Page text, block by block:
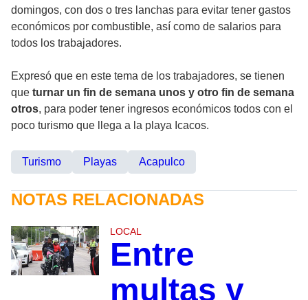
domingos, con dos o tres lanchas para evitar tener gastos
económicos por combustible, así como de salarios para
todos los trabajadores.
Expresó que en este tema de los trabajadores, se tienen
que turnar un fin de semana unos y otro fin de semana
otros, para poder tener ingresos económicos todos con el
poco turismo que llega a la playa Icacos.
Turismo Playas Acapulco
NOTAS RELACIONADAS
LOCAL
Entre
multas y